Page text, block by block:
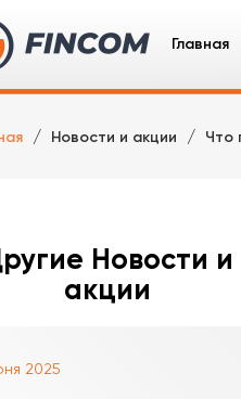
Главная
Новости и акции Что
Новости и
акции
2025